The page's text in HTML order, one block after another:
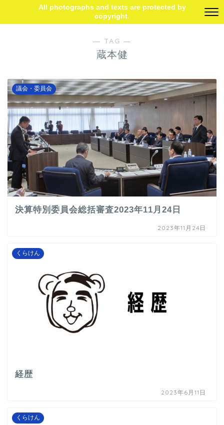
All photographs and texts are protected by
copyright.
― TAG ―
蔵本健
議会・委員会
決算特別委員会総括審査2023年11月24日
2023年11月24日
くらけん
経歴
2023年6月11日
くらけん